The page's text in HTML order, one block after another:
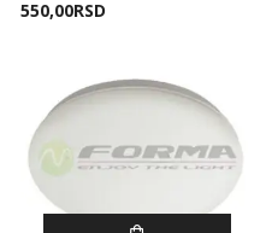
550,00RSD